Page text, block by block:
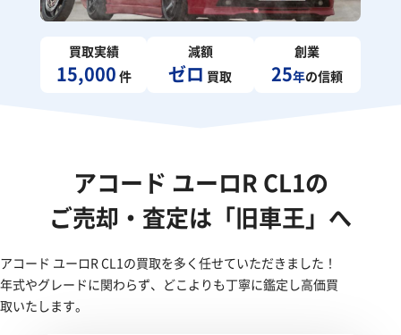
買取実績
15,000 件
減額
ゼロ 買取
創業
25年の信頼
アコード ユーロR CL1の
ご売却・査定は「旧車王」へ
アコード ユーロR CL1の買取を多く任せていただきました！
年式やグレードに関わらず、どこよりも丁寧に鑑定し高価買
取いたします。